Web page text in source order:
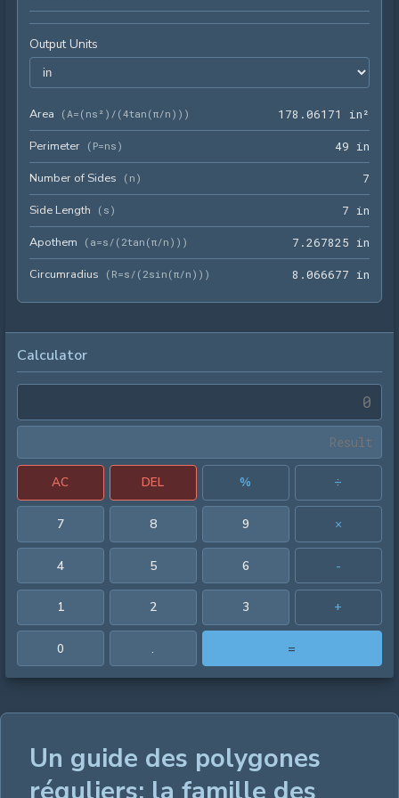
Output Units
Area (A=(ns²)/(4tan(π/n)) ) 1 78 .061 71 in²
Perimeter ( P=ns ) 49 in
Number of Sides ( n ) 7
Side Length ( s ) 7 in
Apothem ( a=s/(2tan(π/n)) ) 7 .267825 in
Circumradius ( R=s/(2sin(π/n)) ) 8 .066677 in
Calculator
AC DEL % ÷
7 8 9 ×
4 5 6 -
1 2 3 +
0 . =
Un guide des polygones
réguliers: la famille des